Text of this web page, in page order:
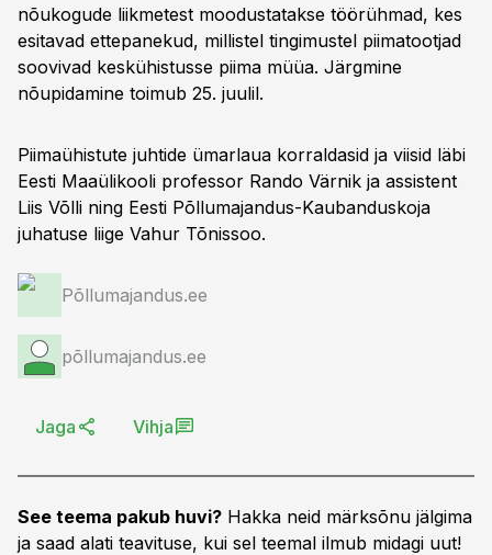
nõukogude liikmetest moodustatakse töörühmad, kes
esitavad ettepanekud, millistel tingimustel piimatootjad
soovivad keskühistusse piima müüa. Järgmine
nõupidamine toimub 25. juulil.
Piimaühistute juhtide ümarlaua korraldasid ja viisid läbi
Eesti Maaülikooli professor Rando Värnik ja assistent
Liis Võlli ning Eesti Põllumajandus-Kaubanduskoja
juhatuse liige Vahur Tõnissoo.
Põllumajandus.ee
põllumajandus.ee
Jaga Vihja
See teema pakub huvi? Hakka neid märksõnu jälgima
ja saad alati teavituse, kui sel teemal ilmub midagi uut!